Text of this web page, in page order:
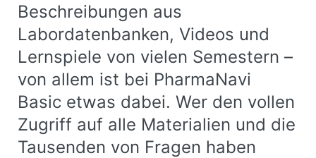
Beschreibungen aus
Labordatenbanken, Videos und
Lernspiele von vielen Semestern –
von allem ist bei PharmaNavi
Basic etwas dabei. Wer den vollen
Zugriff auf alle Materialien und die
Tausenden von Fragen haben